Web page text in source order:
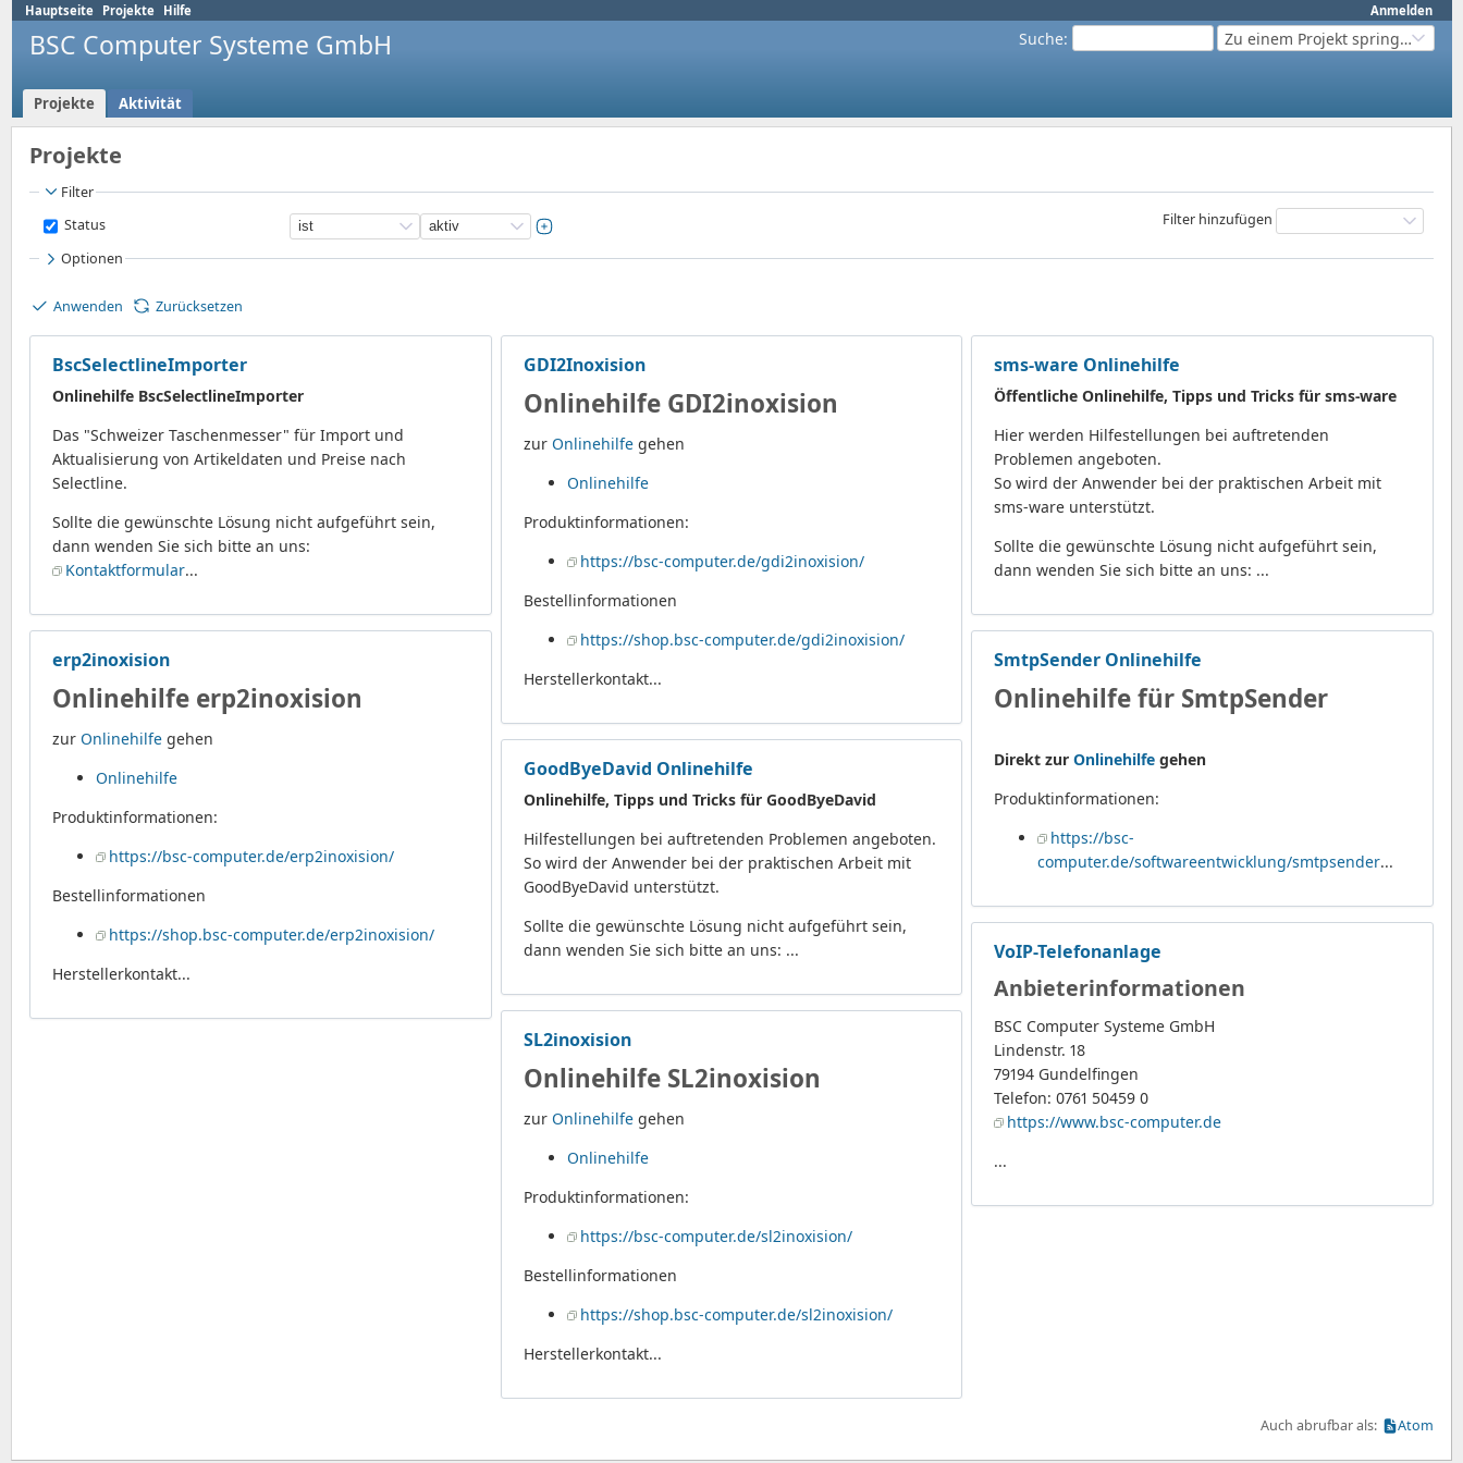
Anmelden
Hauptseite Projekte Hilfe
Suche: Zu einem Projekt springen...
BSC Computer Systeme GmbH
Projekte Aktivität
Projekte
Filter
Status
Filter hinzufügen
Optionen
Anwenden Zurücksetzen
BscSelectlineImporter
Onlinehilfe BscSelectlineImporter
Das "Schweizer Taschenmesser" für Import und
Aktualisierung von Artikeldaten und Preise nach
Selectline.
Sollte die gewünschte Lösung nicht aufgeführt sein,
dann wenden Sie sich bitte an uns:
Kontaktformular...
erp2inoxision
Onlinehilfe erp2inoxision
zur Onlinehilfe gehen
Onlinehilfe
Produktinformationen:
https://bsc-computer.de/erp2inoxision/
Bestellinformationen
https://shop.bsc-computer.de/erp2inoxision/
Herstellerkontakt...
GDI2Inoxision
Onlinehilfe GDI2inoxision
zur Onlinehilfegehen
Onlinehilfe
Produktinformationen:
https://bsc-computer.de/gdi2inoxision/
Bestellinformationen
https://shop.bsc-computer.de/gdi2inoxision/
Herstellerkontakt...
GoodByeDavid Onlinehilfe
Onlinehilfe, Tipps und Tricks für GoodByeDavid
Hilfestellungen bei auftretenden Problemen angeboten.
So wird der Anwender bei der praktischen Arbeit mit
GoodByeDavid unterstützt.
Sollte die gewünschte Lösung nicht aufgeführt sein,
dann wenden Sie sich bitte an uns: ...
SL2inoxision
Onlinehilfe SL2inoxision
zur Onlinehilfegehen
Onlinehilfe
Produktinformationen:
https://bsc-computer.de/sl2inoxision/
Bestellinformationen
https://shop.bsc-computer.de/sl2inoxision/
Herstellerkontakt...
sms-ware Onlinehilfe
Öffentliche Onlinehilfe, Tipps und Tricks für sms-ware
Hier werden Hilfestellungen bei auftretenden
Problemen angeboten.
So wird der Anwender bei der praktischen Arbeit mit
sms-ware unterstützt.
Sollte die gewünschte Lösung nicht aufgeführt sein,
dann wenden Sie sich bitte an uns: ...
SmtpSender Onlinehilfe
Onlinehilfe für SmtpSender
Direkt zurOnlinehilfe gehen
Produktinformationen:
https://bsc-
computer.de/softwareentwicklung/smtpsender...
VoIP-Telefonanlage
Anbieterinformationen
BSC Computer Systeme GmbH
Lindenstr. 18
79194 Gundelfingen
Telefon: 0761 50459 0
https://www.bsc-computer.de
...
Auch abrufbar als: Atom